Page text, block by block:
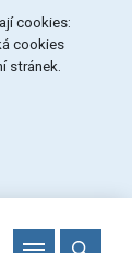
cookies:
cookies
stránek.